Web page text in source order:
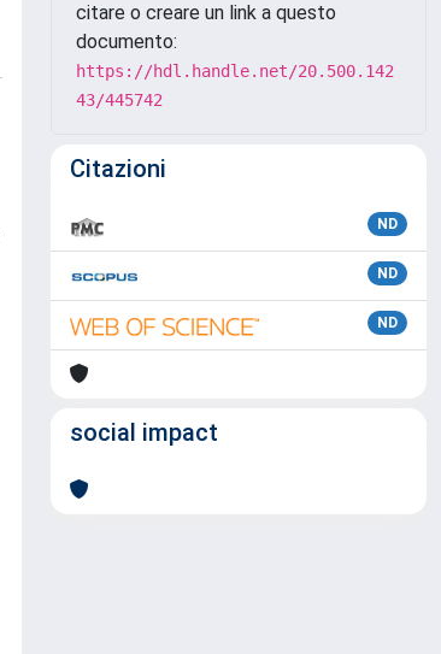
citare o creare un link a questo
documento:
https://hdl.handle.net/20.500.142
43/445742
Citazioni
ND
ND
ND
social impact